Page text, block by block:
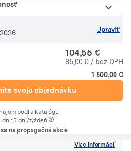
Upraviť
104,55 €
85,00 € / bez DPH
1 500,00 €
svoju objednávku
podľa katalógu
dni: 7 dní/týždeň
na propagačné akcie
Viac informácií